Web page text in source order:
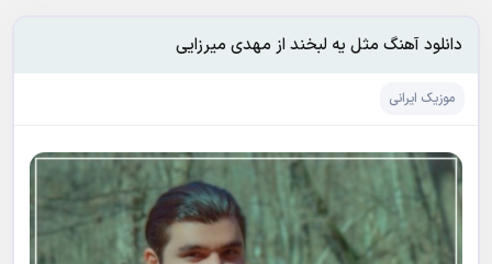
دانلود آهنگ مثل یه لبخند از مهدی میرزایی
موزیک ایرانی